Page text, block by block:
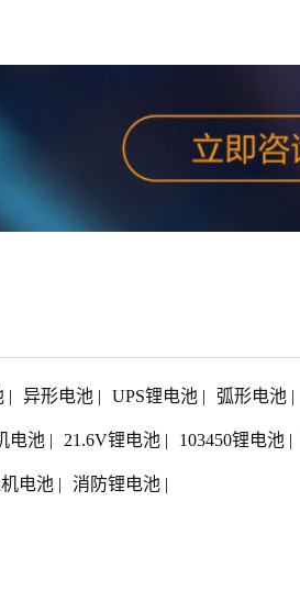
| 异形电池 | UPS锂电池 | 弧形电池 |
电池 | 21.6V锂电池 | 103450锂电池 |
电池 | 消防锂电池 |